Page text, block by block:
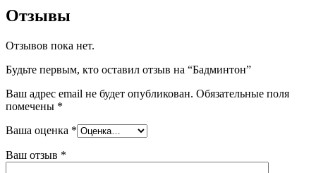
Отзывы
Отзывов пока нет.
Будьте первым, кто оставил отзыв на “Бадминтон”
Ваш адрес email не будет опубликован. Обязательные поля
помечены *
Ваша оценка *
Ваш отзыв *